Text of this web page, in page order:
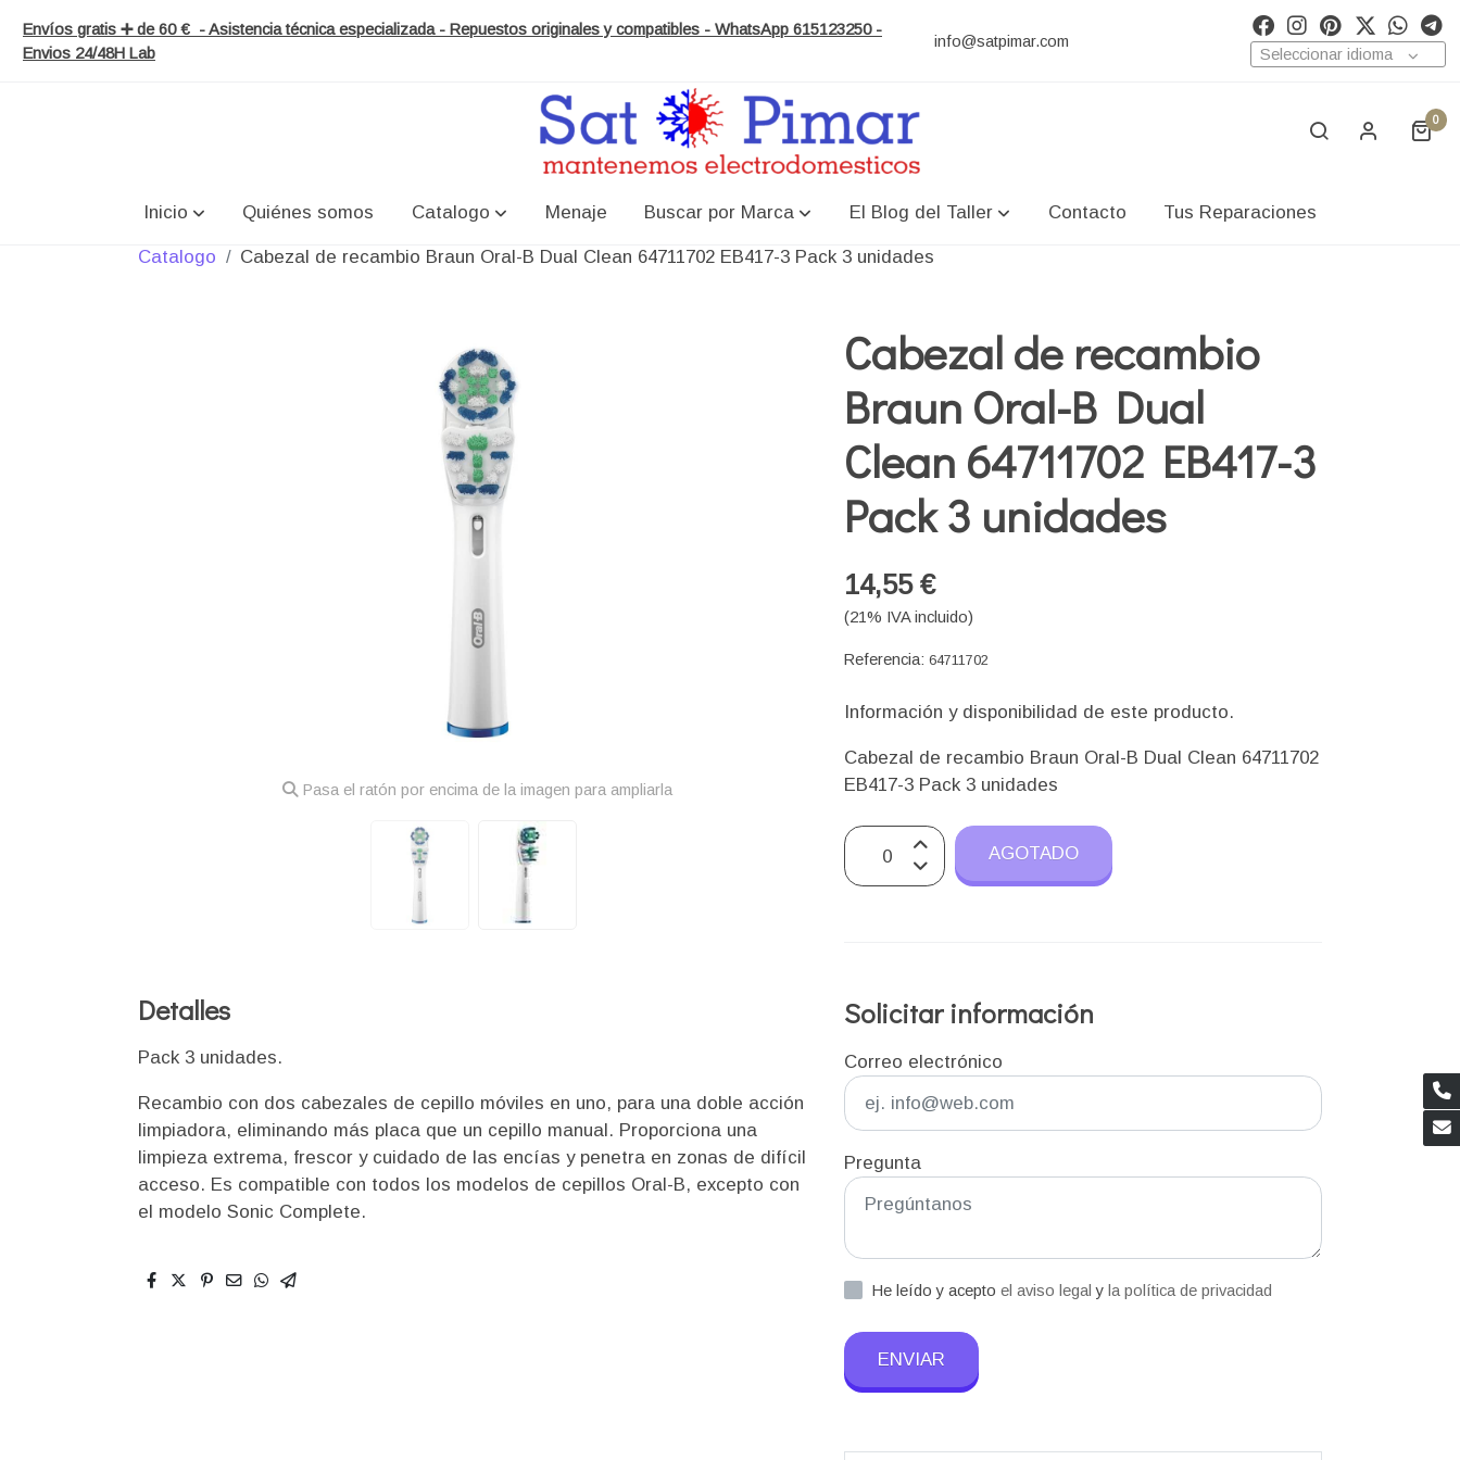
Envíos gratis ➕ de 60 € - Asistencia técnica especializada - Repuestos originales y compatibles - WhatsApp 615123250 -
Envios 24/48H Lab
info@satpimar.com
Seleccionar idioma
0
Inicio Quiénes somos Catalogo Menaje Buscar por Marca El Blog del Taller Contacto Tus Reparaciones
Catalogo Cabezal de recambio Braun Oral-B Dual Clean 64711702 EB417-3 Pack 3 unidades
Pasa el ratón por encima de la imagen para ampliarla
Detalles
Pack 3 unidades.
Recambio con dos cabezales de cepillo móviles en uno, para una doble acción
limpiadora, eliminando más placa que un cepillo manual. Proporciona una
limpieza extrema, frescor y cuidado de las encías y penetra en zonas de difícil
acceso. Es compatible con todos los modelos de cepillos Oral-B, excepto con
el modelo Sonic Complete.
Cabezal de recambio
Braun Oral-B Dual
Clean 64711702 EB417-3
Pack 3 unidades
14,55 €
(21% IVA incluido)
Referencia:64711702
Información y disponibilidad de este producto.
Cabezal de recambio Braun Oral-B Dual Clean 64711702
EB417-3 Pack 3 unidades
AGOTADO
Solicitar información
Correo electrónico
Pregunta
He leído y acepto el aviso legaly la política de privacidad
ENVIAR